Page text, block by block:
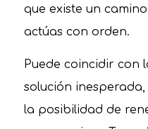
que existe un
actúas con orden.
Puede coincidir con
solución
la posibilidad de